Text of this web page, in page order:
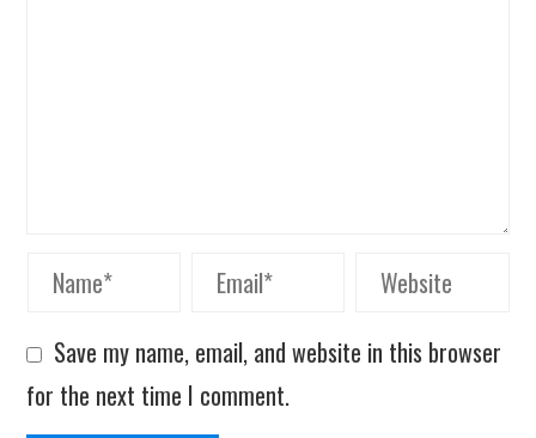
Save my name, email, and website in this browser
for the next time I comment.